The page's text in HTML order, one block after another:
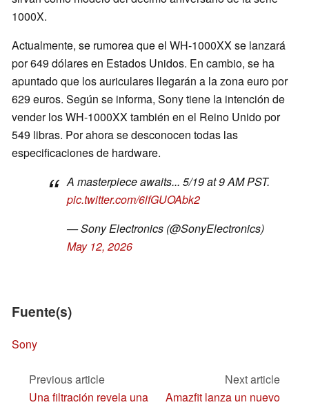
1000X.
Actualmente, se rumorea que el WH-1000XX se lanzará
por 649 dólares en Estados Unidos. En cambio, se ha
apuntado que los auriculares llegarán a la zona euro por
629 euros. Según se informa, Sony tiene la intención de
vender los WH-1000XX también en el Reino Unido por
549 libras. Por ahora se desconocen todas las
especificaciones de hardware.
A masterpiece awaits... 5/19 at 9 AM PST.
pic.twitter.com/6lfGUOAbk2
— Sony Electronics (@SonyElectronics)
May 12, 2026
Fuente(s)
Sony
Previous article
Una filtración revela una
Next article
Amazfit lanza un nuevo